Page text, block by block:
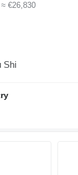
≈ €26,830
Shi